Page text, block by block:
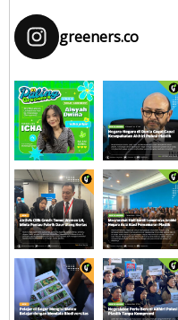
greeners.co